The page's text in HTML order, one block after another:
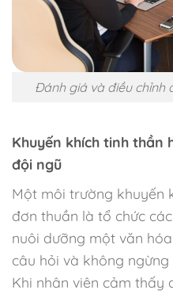
Đánh giá và điều chỉnh
Khuyến khích tinh thần
đội ngũ
Một môi trường khuyến
đơn thuần là tổ chức
nuôi dưỡng một văn
câu hỏi và không
Khi nhân viên cảm thấy